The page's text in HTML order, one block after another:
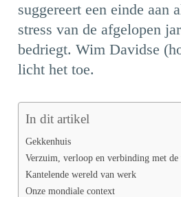
suggereert een einde aan
stress van de afgelopen
bedriegt. Wim Davidse
licht het toe.
In dit artikel
Gekkenhuis
Verzuim, verloop en verbinding met de
Kantelende wereld van werk
Onze mondiale context